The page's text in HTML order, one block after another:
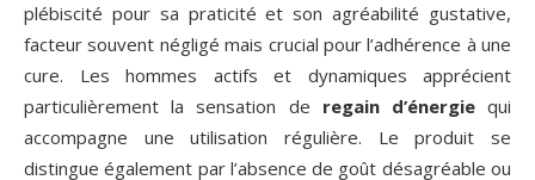
plébiscité pour sa praticité et son agréabilité gustative,
facteur souvent négligé mais crucial pour l’adhérence à une
cure. Les hommes actifs et dynamiques apprécient
particulièrement la sensation de regain d’énergiequi
accompagne une utilisation régulière. Le produit se
distingue également par l’absence de goût désagréable ou